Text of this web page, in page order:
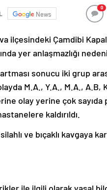
News
0
ilçesindeki Çamdibi
yer anlaşmazlığı
sonucu iki grup
M.A., Y.A., M.A.,
olay yerine çok sayıda
kaldırıldı.
ve bıçaklı kavgaya